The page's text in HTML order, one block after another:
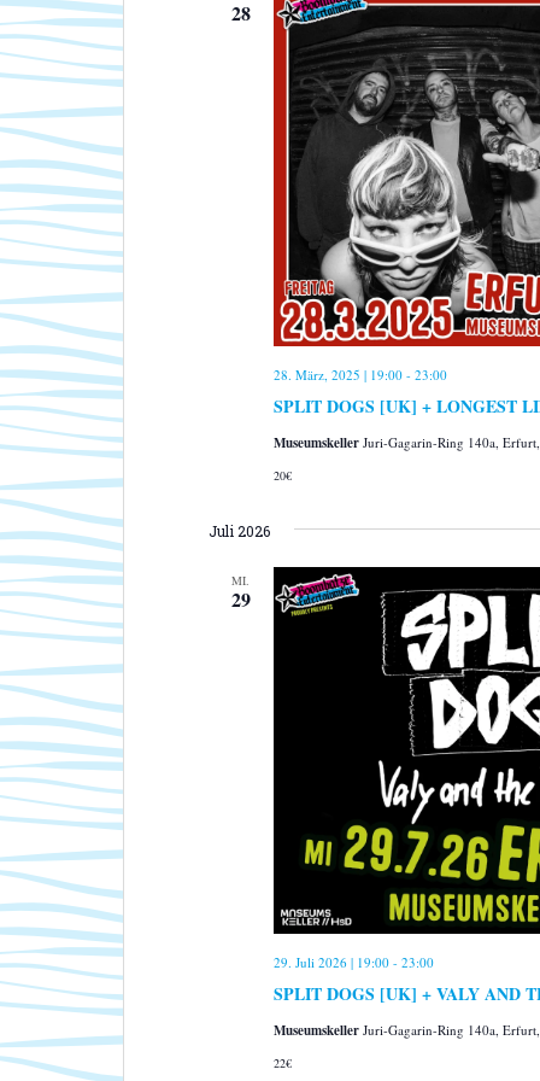
28
SPLIT DOGS [UK] + LONGEST
28. März, 2025 | 19:00- 23:00
Museumskeller Juri-Gagarin-Ring 140a,
20€
Juli 2026
MI.
29
SPLIT DOGS [UK] + VALY AND
29. Juli 2026 | 19:00- 23:00
Museumskeller Juri-Gagarin-Ring 140a,
22€